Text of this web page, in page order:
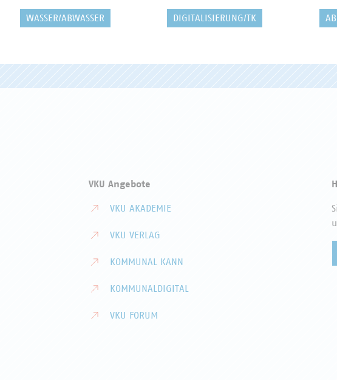
WASSER/ABWASSER DIGITALISIERUNG/TK
VKU Angebote
VKU AKADEMIE
VKU VERLAG
KOMMUNAL KANN
KOMMUNALDIGITAL
VKU FORUM